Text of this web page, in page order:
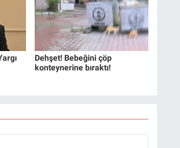
Dehşet! Bebeğini çöp
konteynerine bıraktı!